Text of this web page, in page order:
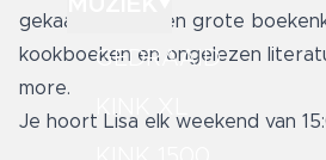
GEDRAAID
gekaapt door een grote
kookboeken en ongelezen
more.
Je hoort Lisa elk weekend van